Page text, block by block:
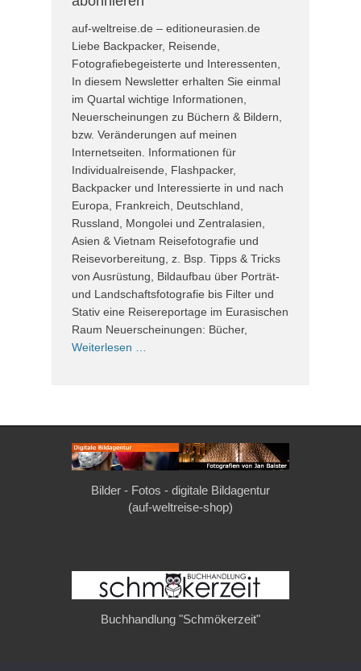
auf-weltreise.de – editioneurasien.de
Liebe Backpacker, Reisende,
Fotografiebegeisterte und Interessenten,
In diesem Newsletter erhalten Sie einmal
im Quartal wichtige Informationen,
Neuerscheinungen zu Büchern & Bildern,
bzw. Veränderungen auf meinen
Internetseiten. Informationen für
Individualreisende, Flashpacker,
Backpacker und Interessierte in und nach
Europa, Frankreich, Deutschland,
Russland, Mongolei und Zentralasien,
Asien & Vietnam Reisefotografie und
Reisevorbereitung, z. Bsp. Tipps & Tricks
von Ausrüstung, Bildaufbau über Porträt-
und Landschaftsfotografie bis Filter und
Stativ eine Reisereportage im Eurasischen
Raum Neuerscheinungen: Bücher,
Weiterlesen …
Bilder - Fotos - digitale Bildagentur
(auf-weltreise-shop)
Buchhandlung "Schmökerzeit"